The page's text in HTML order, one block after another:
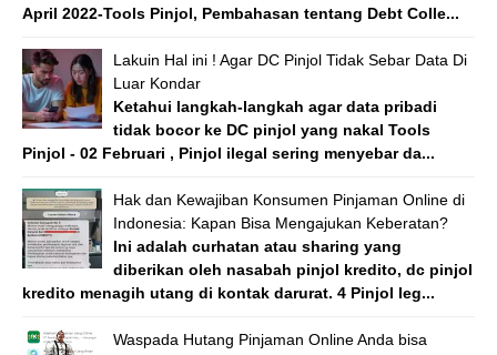
April 2022-Tools Pinjol, Pembahasan tentang Debt Colle...
Lakuin Hal ini ! Agar DC Pinjol Tidak Sebar Data Di
Luar Kondar
Ketahui langkah-langkah agar data pribadi
tidak bocor ke DC pinjol yang nakal Tools
Pinjol - 02 Februari , Pinjol ilegal sering menyebar da...
Hak dan Kewajiban Konsumen Pinjaman Online di
Indonesia: Kapan Bisa Mengajukan Keberatan?
Ini adalah curhatan atau sharing yang
diberikan oleh nasabah pinjol kredito, dc pinjol
kredito menagih utang di kontak darurat. 4 Pinjol leg...
Waspada Hutang Pinjaman Online Anda bisa